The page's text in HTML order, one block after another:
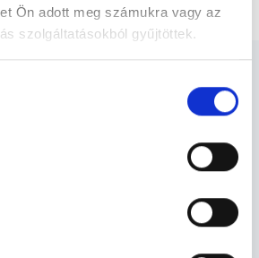
Ön adott meg számukra vagy az
szolgáltatásokból gyűjtöttek.
info/foglaljorvost-
szakember -